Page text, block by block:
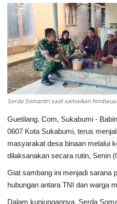
Keamanan
Kejahatan
Cybers Event
UMKM & Ekonomi Kreatif
Ekonomi
Pendidikan
Informasi Journalism
Serda Somantri saat samaikan
Guetilang. Com, Sukabumi -
0607 Kota Sukabumi, terus
masyarakat desa binaan melalui
dilaksanakan secara rutin, Senin
Giat sambang ini menjadi sarana
hubungan antara TNI dan warga
Dalam kunjungannya, Serda